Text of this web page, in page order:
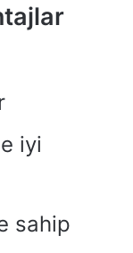
iyi
sahip